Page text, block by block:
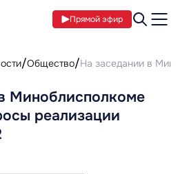
Прямой эфир
Общество На заседании в
Миноблисполкоме
реализации